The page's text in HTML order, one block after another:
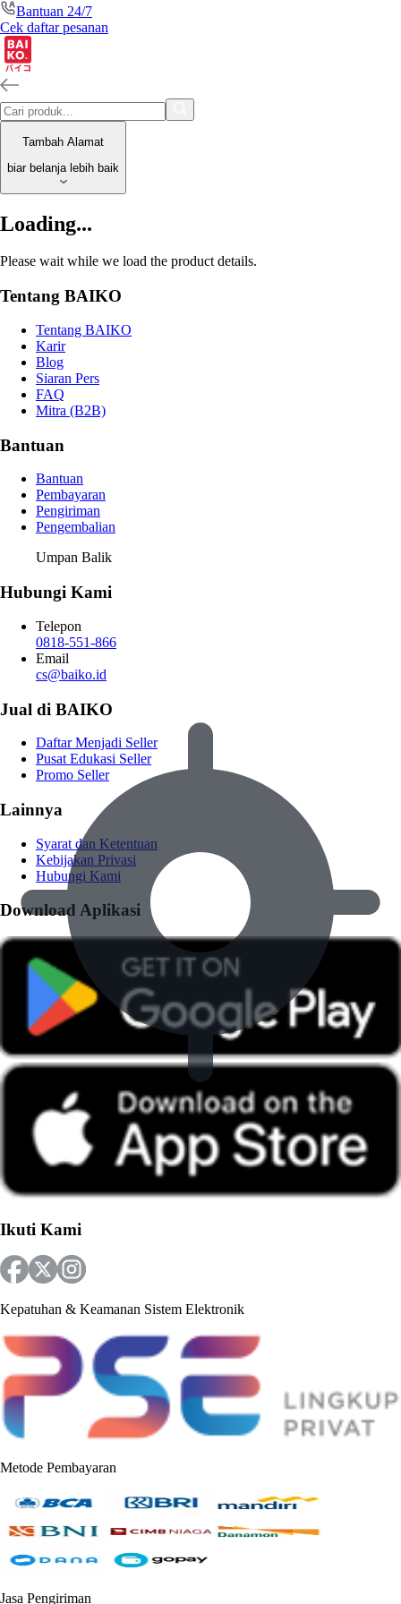
Bantuan 24/7
Cek daftar pesanan
Tambah Alamat
biar belanja lebih baik
Loading...
Please wait while we load the product details.
Tentang BAIKO
Tentang BAIKO
Karir
Blog
Siaran Pers
FAQ
Mitra (B2B)
Bantuan
Bantuan
Pembayaran
Pengiriman
Pengembalian
Umpan Balik
Hubungi Kami
Telepon
0818-551-866
Email
cs@baiko.id
Jual di BAIKO
Daftar Menjadi Seller
Pusat Edukasi Seller
Promo Seller
Lainnya
Syarat dan Ketentuan
Kebijakan Privasi
Hubungi Kami
Download Aplikasi
Ikuti Kami
Kepatuhan & Keamanan Sistem Elektronik
Metode Pembayaran
Jasa Pengiriman